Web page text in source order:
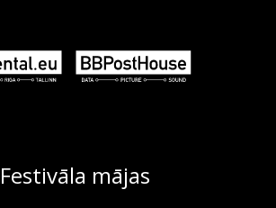
Festivāla mājas